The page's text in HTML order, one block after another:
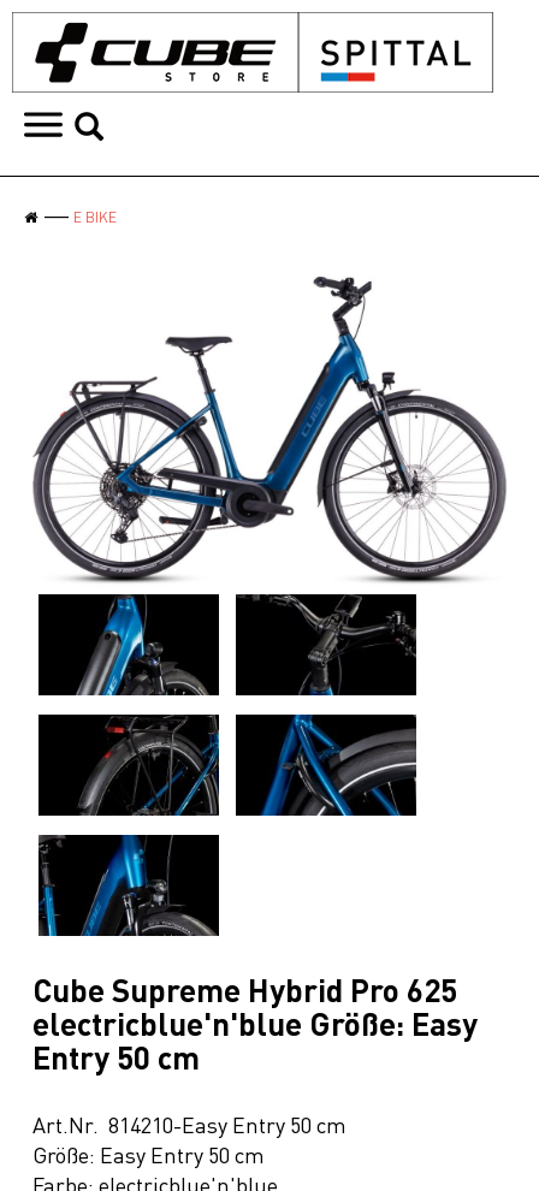
E BIKE
Cube Supreme Hybrid Pro 625
electricblue'n'blue Größe: Easy
Entry 50 cm
Art.Nr. 814210-Easy Entry 50 cm
Größe: Easy Entry 50 cm
Farbe: electricblue'n'blue